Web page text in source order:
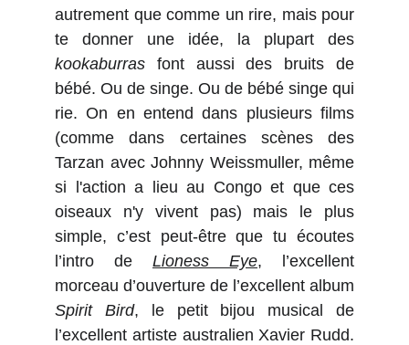
autrement que comme un rire, mais pour
te donner une idée, la plupart des
kookaburras font aussi des bruits de
bébé. Ou de singe. Ou de bébé singe qui
rie. On en entend dans plusieurs films
(comme dans certaines scènes des
Tarzan avec Johnny Weissmuller, même
si l'action a lieu au Congo et que ces
oiseaux n'y vivent pas) mais le plus
simple, c’est peut-être que tu écoutes
l’intro de Lioness Eye, l’excellent
morceau d’ouverture de l’excellent album
Spirit Bird, le petit bijou musical de
l’excellent artiste australien Xavier Rudd.